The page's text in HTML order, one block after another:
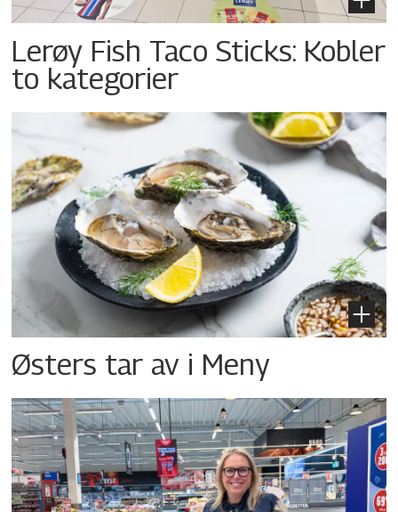
Lerøy Fish Taco Sticks: Kobler
to kategorier
Østers tar av i Meny